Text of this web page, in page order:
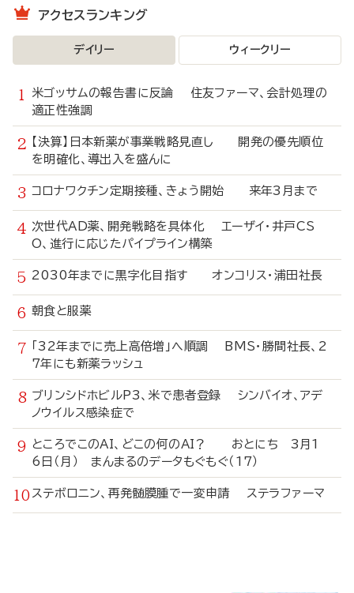
アクセスランキング
デイリー ウィークリー
米ゴッサムの報告書に反論 住友ファーマ、会計処理の
適正性強調
【決算】日本新薬が事業戦略見直し 開発の優先順位
を明確化、導出入を盛んに
コロナワクチン定期接種、きょう開始 来年3月まで
次世代AD薬、開発戦略を具体化 エーザイ・井戸CS
O、進行に応じたパイプライン構築
2030年までに黒字化目指す オンコリス・浦田社長
朝食と服薬
「32年までに売上高倍増」へ順調 BMS・勝間社長、2
7年にも新薬ラッシュ
ブリンシドホビルP3、米で患者登録 シンバイオ、アデ
ノウイルス感染症で
ところでこのAI、どこの何のAI？ おとにち 3月1
6日（月） まんまるのデータもぐもぐ（17）
ステボロニン、再発髄膜腫で一変申請 ステラファーマ